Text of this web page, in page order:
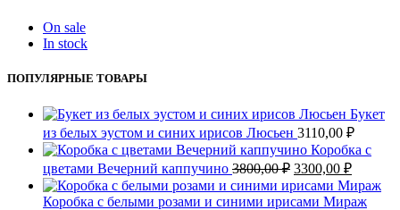
On sale
In stock
ПОПУЛЯРНЫЕ ТОВАРЫ
Букет
из белых эустом и синих ирисов Люсьен 3110,00 ₽
Коробка с
цветами Вечерний каппучино 3800,00₽ Первоначальная
цена
составляла
3300,00 ₽
цена:
Коробка с белыми розами и синими ирисами Мираж